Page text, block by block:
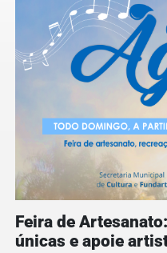
Feira de
únicas e apoie